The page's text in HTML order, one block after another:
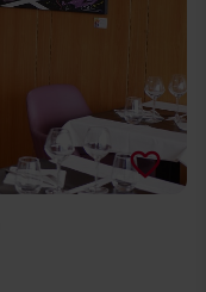
favorite_border